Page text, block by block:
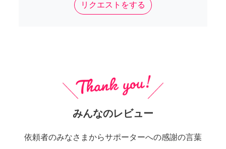
リクエストをする
みんなのレビュー
依頼者のみなさまからサポーターへの感謝の言葉